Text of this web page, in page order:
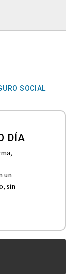
SOCIAL
DÍA
un
sin